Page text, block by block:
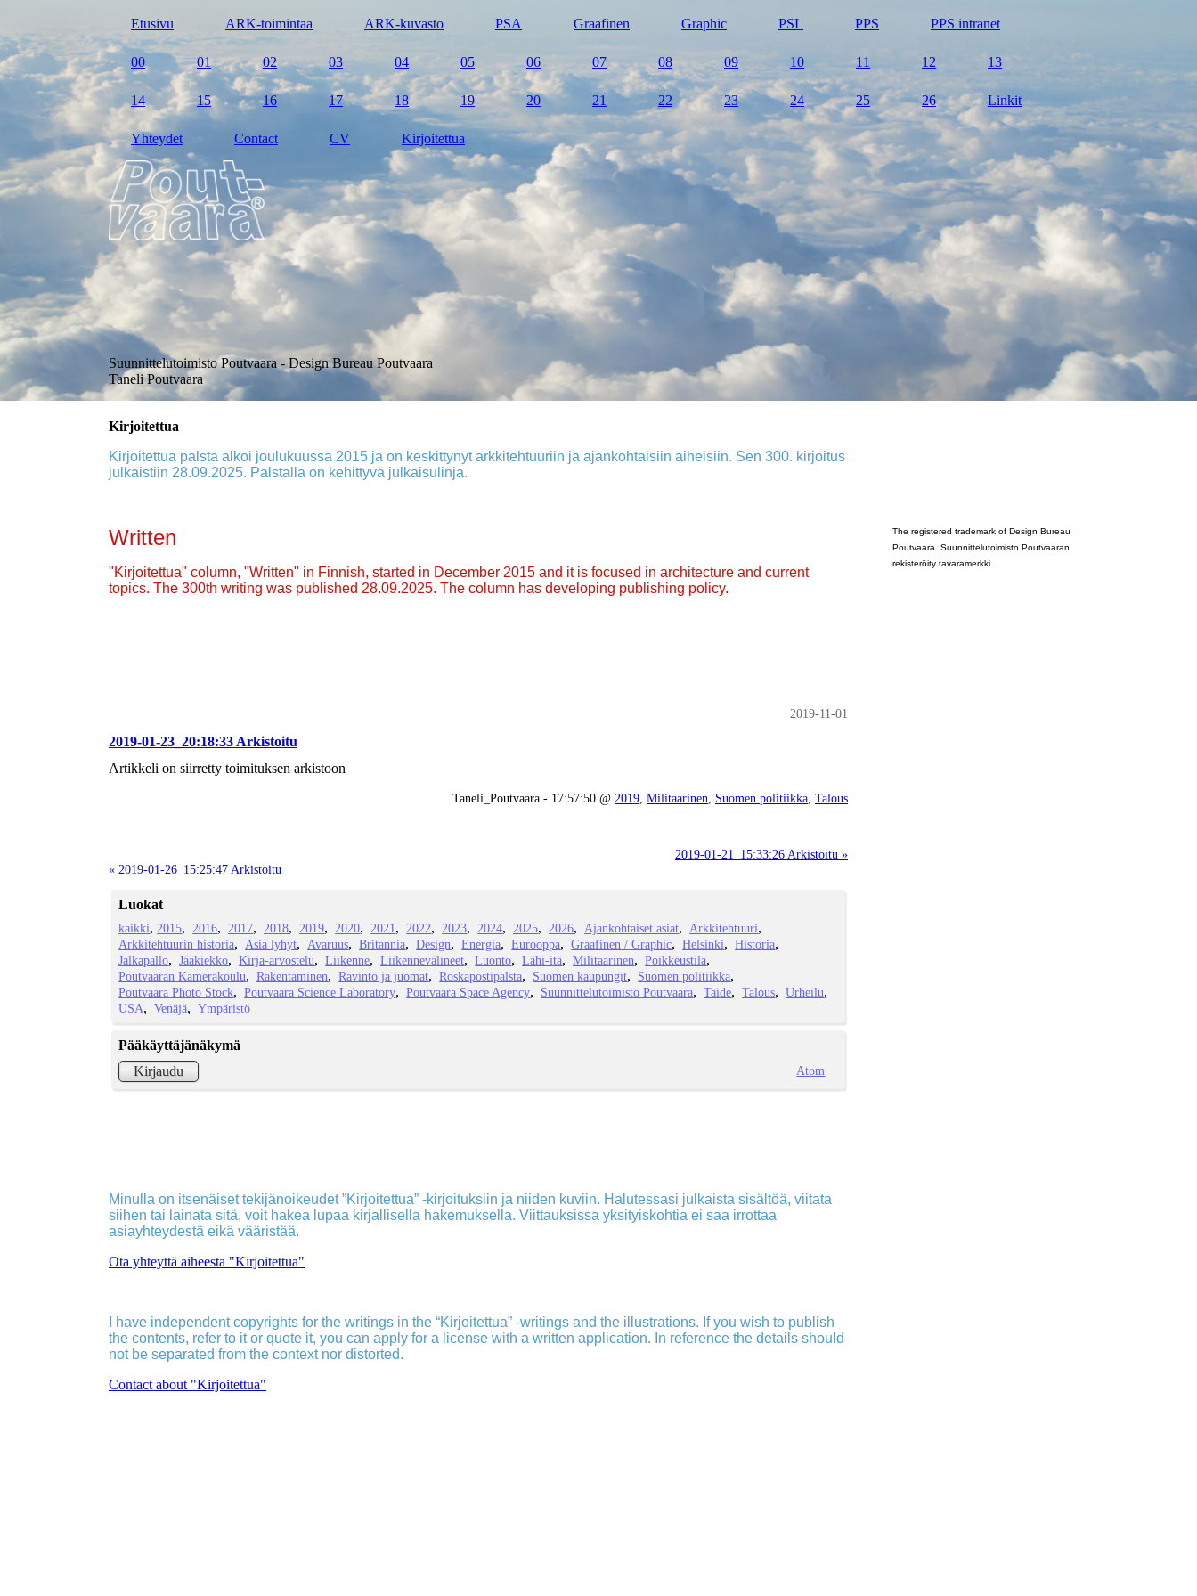
Etusivu ARK-toimintaa ARK-kuvasto PSA Graafinen Graphic PSL PPS PPS intranet
00 01 02 03 04 05 06 07 08 09 10 11 12 13
14 15 16 17 18 19 20 21 22 23 24 25 26 Linkit
Yhteydet Contact CV Kirjoitettua
Suunnittelutoimisto Poutvaara - Design Bureau Poutvaara
Taneli Poutvaara
Kirjoitettua
Kirjoitettua palsta alkoi joulukuussa 2015 ja on keskittynyt arkkitehtuuriin ja ajankohtaisiin aiheisiin. Sen 300. kirjoitus
julkaistiin 28.09.2025. Palstalla on kehittyvä julkaisulinja.
Written
"Kirjoitettua" column, "Written" in Finnish, started in December 2015 and it is focused in architecture and current
topics. The 300th writing was published 28.09.2025. The column has developing publishing policy.
2019-11-01
2019-01-23_20:18:33 Arkistoitu
Artikkeli on siirretty toimituksen arkistoon
Taneli_Poutvaara - 17:57:50 @ 2019 Militaarinen Suomen politiikka Talous
2019-01-21_15:33:26 Arkistoitu »
« 2019-01-26_15:25:47 Arkistoitu
Luokat
kaikki 2015 2016 2017 2018 2019 2020 2021 2022 2023 2024 2025 2026 Ajankohtaiset asiat
Arkkitehtuuri
Arkkitehtuurin historia
Asia lyhyt Avaruus Britannia Design Energia Eurooppa Graafinen / Graphic Helsinki
Historia
Jalkapallo
Jääkiekko Kirja-arvostelu Liikenne Liikennevälineet Luonto Lähi-itä Militaarinen
Poikkeustila
Poutvaaran Kamerakoulu
Rakentaminen Ravinto ja juomat Roskapostipalsta Suomen kaupungit
Suomen politiikka
Poutvaara Photo Stock
Poutvaara Science Laboratory Poutvaara Space Agency Suunnittelutoimisto Poutvaara Taide Talous
Urheilu
USA
Venäjä Ympäristö
Pääkäyttäjänäkymä
Kirjaudu
Atom
Minulla on itsenäiset tekijänoikeudet ”Kirjoitettua” -kirjoituksiin ja niiden kuviin. Halutessasi julkaista sisältöä, viitata
siihen tai lainata sitä, voit hakea lupaa kirjallisella hakemuksella. Viittauksissa yksityiskohtia ei saa irrottaa
asiayhteydestä eikä vääristää.
Ota yhteyttä aiheesta "Kirjoitettua"
I have independent copyrights for the writings in the “Kirjoitettua” -writings and the illustrations. If you wish to publish
the contents, refer to it or quote it, you can apply for a license with a written application. In reference the details should
not be separated from the context nor distorted.
Contact about "Kirjoitettua"
The registered trademark of Design Bureau
Poutvaara. Suunnittelutoimisto Poutvaaran
rekisteröity tavaramerkki.